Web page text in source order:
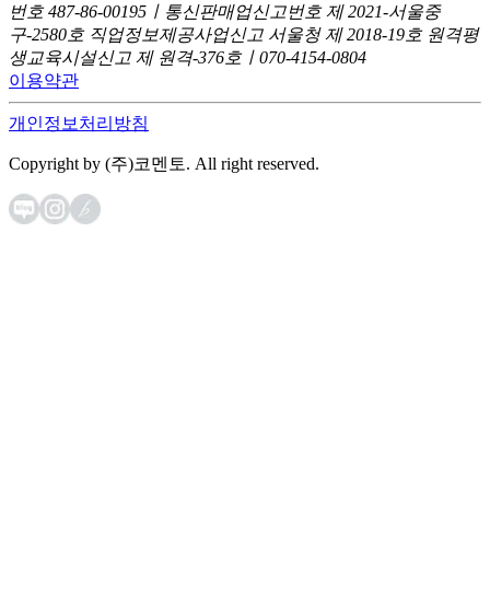
번호 487-86-00195ㅣ통신판매업신고번호 제 2021-서울중
구-2580호 직업정보제공사업신고 서울청 제 2018-19호 원격평
생교육시설신고 제 원격-376호ㅣ070-4154-0804
이용약관
개인정보처리방침
Copyright by (주)코멘토. All right reserved.